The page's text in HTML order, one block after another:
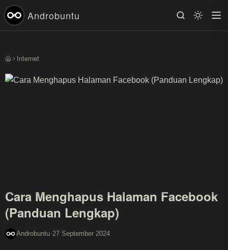
Androbuntu
BerandaInternet
Cara Menghapus Halaman Facebook
(Panduan Lengkap)
Androbuntu·27 September 2024